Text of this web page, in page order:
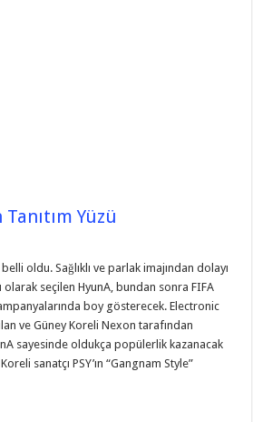
Yüzü
oldu. Sağlıklı ve parlak imajından dolayı
olarak seçilen HyunA, bundan sonra FIFA
boy gösterecek. Electronic
ve Güney Koreli Nexon tarafından
sayesinde oldukça popülerlik kazanacak
sanatçı PSY’ın “Gangnam Style”